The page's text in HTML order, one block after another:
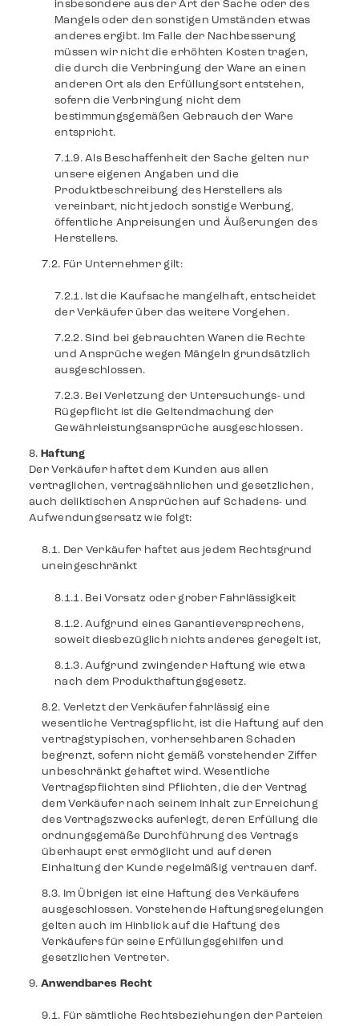
insbesondere aus der Art der Sache oder des
Mangels oder den sonstigen Umständen etwas
anderes ergibt. Im Falle der Nachbesserung
müssen wir nicht die erhöhten Kosten tragen,
die durch die Verbringung der Ware an einen
anderen Ort als den Erfüllungsort entstehen,
sofern die Verbringung nicht dem
bestimmungsgemäßen Gebrauch der Ware
entspricht.
Als Beschaffenheit der Sache gelten nur
unsere eigenen Angaben und die
Produktbeschreibung des Herstellers als
vereinbart, nicht jedoch sonstige Werbung,
öffentliche Anpreisungen und Äußerungen des
Herstellers.
Für Unternehmer gilt:
Ist die Kaufsache mangelhaft, entscheidet
der Verkäufer über das weitere Vorgehen.
Sind bei gebrauchten Waren die Rechte
und Ansprüche wegen Mängeln grundsätzlich
ausgeschlossen.
Bei Verletzung der Untersuchungs- und
Rügepflicht ist die Geltendmachung der
Gewährleistungsansprüche ausgeschlossen.
Haftung
Der Verkäufer haftet dem Kunden aus allen
vertraglichen, vertragsähnlichen und gesetzlichen,
auch deliktischen Ansprüchen auf Schadens- und
Aufwendungsersatz wie folgt:
Der Verkäufer haftet aus jedem Rechtsgrund
uneingeschränkt
Bei Vorsatz oder grober Fahrlässigkeit
Aufgrund eines Garantieversprechens,
soweit diesbezüglich nichts anderes geregelt ist,
Aufgrund zwingender Haftung wie etwa
nach dem Produkthaftungsgesetz.
Verletzt der Verkäufer fahrlässig eine
wesentliche Vertragspflicht, ist die Haftung auf den
vertragstypischen, vorhersehbaren Schaden
begrenzt, sofern nicht gemäß vorstehender Ziffer
unbeschränkt gehaftet wird. Wesentliche
Vertragspflichten sind Pflichten, die der Vertrag
dem Verkäufer nach seinem Inhalt zur Erreichung
des Vertragszwecks auferlegt, deren Erfüllung die
ordnungsgemäße Durchführung des Vertrags
überhaupt erst ermöglicht und auf deren
Einhaltung der Kunde regelmäßig vertrauen darf.
Im Übrigen ist eine Haftung des Verkäufers
ausgeschlossen. Vorstehende Haftungsregelungen
gelten auch im Hinblick auf die Haftung des
Verkäufers für seine Erfüllungsgehilfen und
gesetzlichen Vertreter.
Anwendbares Recht
Für sämtliche Rechtsbeziehungen der Parteien